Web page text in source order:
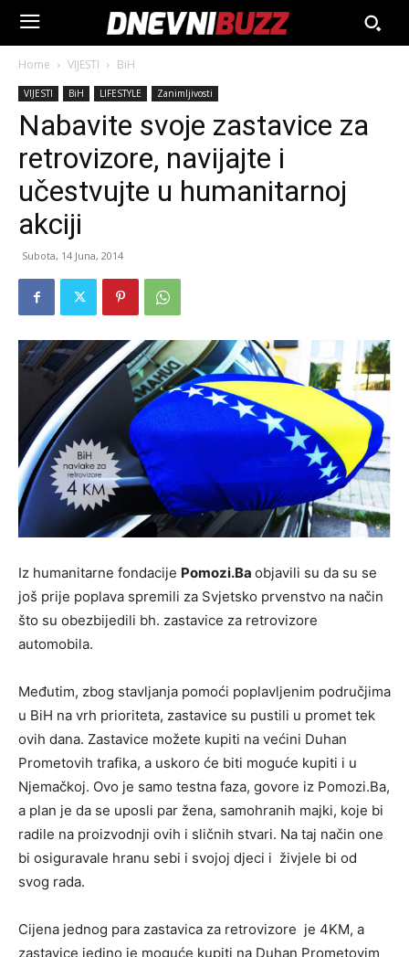
Home VIJESTI BiH
VIJESTI BiH LIFESTYLE Zanimljivosti
Nabavite svoje zastavice za
retrovizore, navijajte i
učestvujte u humanitarnoj
akciji
Subota, 14 Juna, 2014
Iz humanitarne fondacije Pomozi.Ba objavili su da su se
još prije poplava spremili za Svjetsko prvenstvo na način
što su obezbijedili bh. zastavice za retrovizore
automobila.
Međutim, zbog stavljanja pomoći poplavljenim područjima
u BiH na vrh prioriteta, zastavice su pustili u promet tek
ovih dana. Zastavice možete kupiti na većini Duhan
Prometovih trafika, a uskoro će biti moguće kupiti i u
Njemačkoj. Ovo je samo testna faza, govore iz Pomozi.Ba,
a plan je da se uposli par žena, samohranih majki, koje bi
radile na proizvodnji ovih i sličnih stvari. Na taj način one
bi osiguravale hranu sebi i svojoj djeci i živjele bi od
svog rada.
Cijena jednog para zastavica za retrovizore je 4KM, a
zastavice jedino je moguće kupiti na Duhan Prometovim